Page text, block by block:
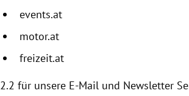
events.at
motor.at
freizeit.at
2.2 für unsere E-Mail und Newsletter